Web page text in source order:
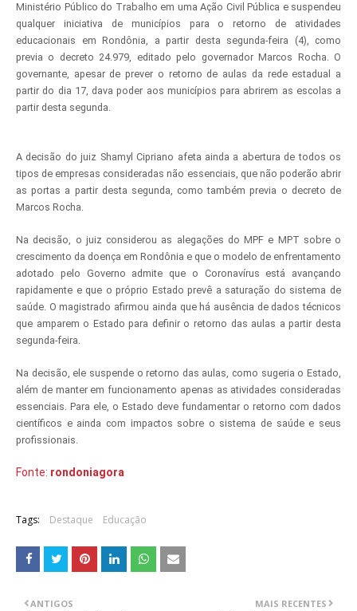
Ministério Público do Trabalho em uma Ação Civil Pública e suspendeu
qualquer iniciativa de municípios para o retorno de atividades
educacionais em Rondônia, a partir desta segunda-feira (4), como
previa o decreto 24.979, editado pelo governador Marcos Rocha. O
governante, apesar de prever o retorno de aulas da rede estadual a
partir do dia 17, dava poder aos municípios para abrirem as escolas a
partir desta segunda.
A decisão do juiz Shamyl Cipriano afeta ainda a abertura de todos os
tipos de empresas consideradas não essenciais, que não poderão abrir
as portas a partir desta segunda, como também previa o decreto de
Marcos Rocha.
Na decisão, o juiz considerou as alegações do MPF e MPT sobre o
crescimento da doença em Rondônia e que o modelo de enfrentamento
adotado pelo Governo admite que o Coronavírus está avançando
rapidamente e que o próprio Estado prevê a saturação do sistema de
saúde. O magistrado afirmou ainda que há ausência de dados técnicos
que amparem o Estado para definir o retorno das aulas a partir desta
segunda-feira.
Na decisão, ele suspende o retorno das aulas, como sugeria o Estado,
além de manter em funcionamento apenas as atividades consideradas
essenciais. Para ele, o Estado deve fundamentar o retorno com dados
científicos e ainda com impactos sobre o sistema de saúde e seus
profissionais.
Fonte: rondoniagora
Tags: Destaque Educação
MAIS RECENTES
ANTIGOS